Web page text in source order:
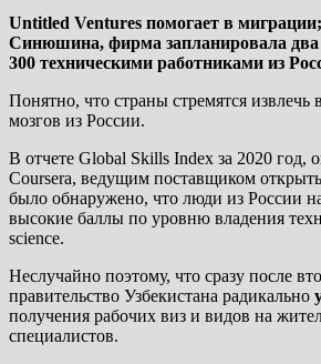
Untitled Ventures помогает в
Синюшина, фирма запланировала
300 техническими работниками из
Понятно, что страны стремятся извлечь
мозгов из России.
В отчете Global Skills Index за 2020 год,
Coursera, ведущим поставщиком
было обнаружено, что люди из России
высокие баллы по уровню владения
science.
Неслучайно поэтому, что сразу после
правительство Узбекистана радикально
получения рабочих виз и видов на
специалистов.